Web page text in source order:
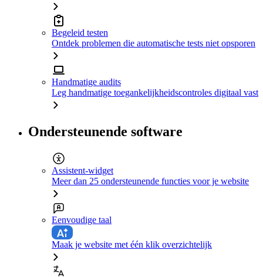
Begeleid testen
Ontdek problemen die automatische tests niet opsporen
Handmatige audits
Leg handmatige toegankelijkheidscontroles digitaal vast
Ondersteunende software
Assistent-widget
Meer dan 25 ondersteunende functies voor je website
Eenvoudige taal
Maak je website met één klik overzichtelijk